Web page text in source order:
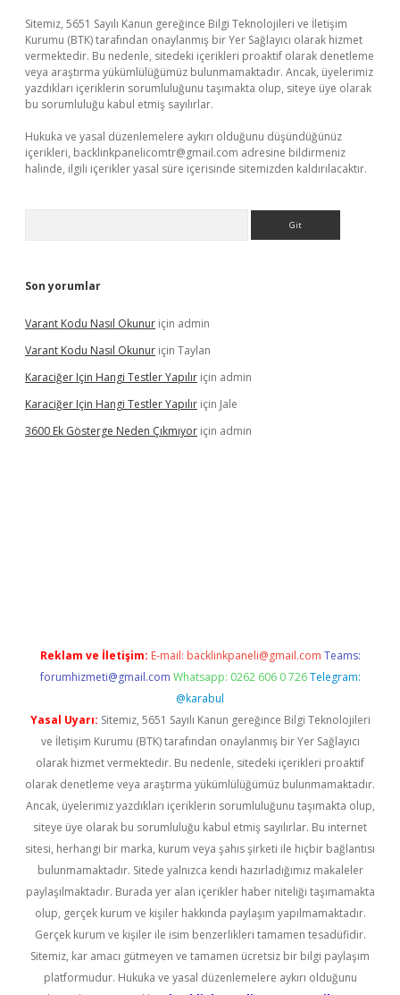
Sitemiz, 5651 Sayılı Kanun gereğince Bilgi Teknolojileri ve İletişim
Kurumu (BTK) tarafından onaylanmış bir Yer Sağlayıcı olarak hizmet
vermektedir. Bu nedenle, sitedeki içerikleri proaktif olarak denetleme
veya araştırma yükümlülüğümüz bulunmamaktadır. Ancak, üyelerimiz
yazdıkları içeriklerin sorumluluğunu taşımakta olup, siteye üye olarak
bu sorumluluğu kabul etmiş sayılırlar.
Hukuka ve yasal düzenlemelere aykırı olduğunu düşündüğünüz
içerikleri, backlinkpanelicomtr@gmail.com adresine bildirmeniz
halinde, ilgili içerikler yasal süre içerisinde sitemizden kaldırılacaktır.
Son yorumlar
Varant Kodu Nasıl Okunur için admin
Varant Kodu Nasıl Okunur için Taylan
Karaciğer Için Hangi Testler Yapılır için admin
Karaciğer Için Hangi Testler Yapılır için Jale
3600 Ek Gösterge Neden Çıkmıyor için admin
Reklam ve İletişim: E-mail: backlinkpaneli@gmail.com Teams:
forumhizmeti@gmail.com Whatsapp: 0262 606 0 726 Telegram:
@karabul
Yasal Uyarı: Sitemiz, 5651 Sayılı Kanun gereğince Bilgi Teknolojileri
ve İletişim Kurumu (BTK) tarafından onaylanmış bir Yer Sağlayıcı
olarak hizmet vermektedir. Bu nedenle, sitedeki içerikleri proaktif
olarak denetleme veya araştırma yükümlülüğümüz bulunmamaktadır.
Ancak, üyelerimiz yazdıkları içeriklerin sorumluluğunu taşımakta olup,
siteye üye olarak bu sorumluluğu kabul etmiş sayılırlar. Bu internet
sitesi, herhangi bir marka, kurum veya şahıs şirketi ile hiçbir bağlantısı
bulunmamaktadır. Sitede yalnızca kendi hazırladığımız makaleler
paylaşılmaktadır. Burada yer alan içerikler haber niteliği taşımamakta
olup, gerçek kurum ve kişiler hakkında paylaşım yapılmamaktadır.
Gerçek kurum ve kişiler ile isim benzerlikleri tamamen tesadüfidir.
Sitemiz, kar amacı gütmeyen ve tamamen ücretsiz bir bilgi paylaşım
platformudur. Hukuka ve yasal düzenlemelere aykırı olduğunu